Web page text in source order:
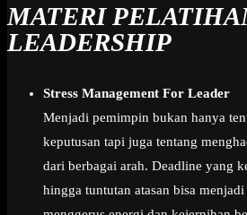
MATERI
LEADERSHIP
Stress Management For Leader
Menjadi pemimpin bukan hanya
keputusan tapi juga tentang
dari berbagai arah. Deadline yang
hingga tuntutan atasan bisa